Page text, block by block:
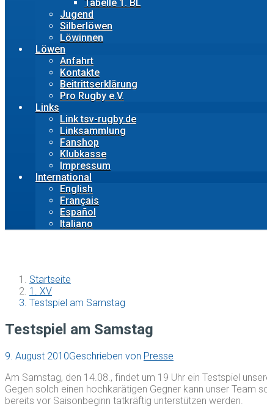
Tabelle 1. BL
Jugend
Silberlöwen
Löwinnen
Löwen
Anfahrt
Kontakte
Beitrittserklärung
Pro Rugby e.V.
Links
Link tsv-rugby.de
Linksammlung
Fanshop
Klubkasse
Impressum
International
English
Français
Español
Italiano
Startseite
1. XV
Testspiel am Samstag
Testspiel am Samstag
9. August 2010Geschrieben von Presse
Am Samstag, den 14.08., findet um 19 Uhr ein Testspiel
Gegen solch einen hochkarätigen Gegner kann unser Team
bereits vor Saisonbeginn tatkräftig unterstützen werden.